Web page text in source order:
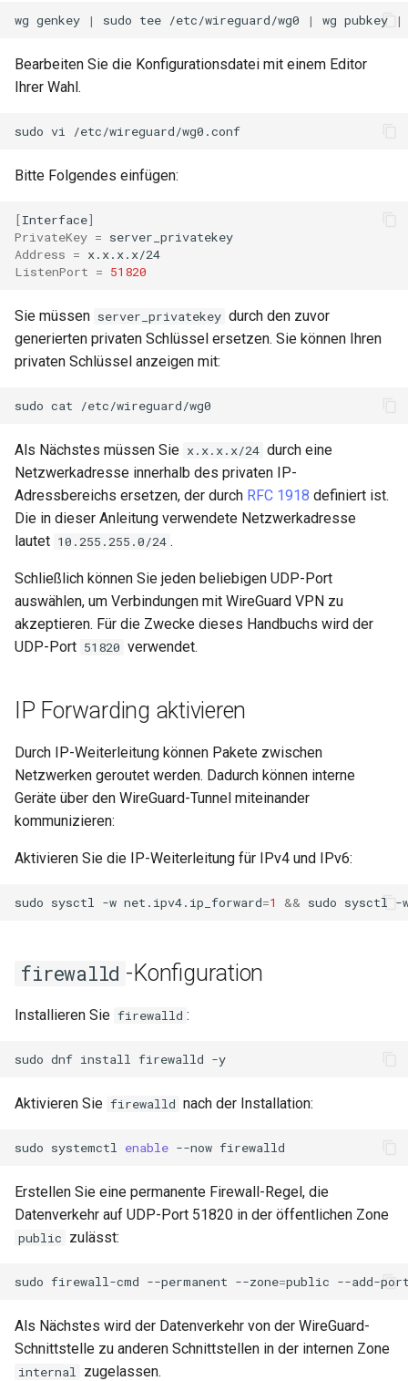
wg genkey | sudo tee /etc/wireguard/wg0 | wg pubkey |
Bearbeiten Sie die Konfigurationsdatei mit einem Editor
Ihrer Wahl.
sudo vi
Bitte Folgendes einfügen:
[Interface]
PrivateKey =
Address =
ListenPort = 51820
Sie müssen server_privatekey durch den zuvor
generierten privaten Schlüssel ersetzen. Sie können Ihren
privaten Schlüssel anzeigen mit:
sudo cat
Als Nächstes müssen Sie x.x.x.x/24 durch eine
Netzwerkadresse innerhalb des privaten IP-
Adressbereichs ersetzen, der durch RFC 1918 definiert ist.
Die in dieser Anleitung verwendete Netzwerkadresse
lautet 10.255.255.0/24 .
Schließlich können Sie jeden beliebigen UDP-Port
auswählen, um Verbindungen mit WireGuard VPN zu
akzeptieren. Für die Zwecke dieses Handbuchs wird der
UDP-Port 51820 verwendet.
IP Forwarding aktivieren
Durch IP-Weiterleitung können Pakete zwischen
Netzwerken geroutet werden. Dadurch können interne
Geräte über den WireGuard-Tunnel miteinander
kommunizieren:
Aktivieren Sie die IP-Weiterleitung für IPv4 und IPv6:
sudo sysctl -w net.ipv4.ip_forward=1 && sudo sysctl -
firewalld -Konfiguration
Installieren Sie firewalld :
sudo dnf install firewalld
Aktivieren Sie firewalld nach der Installation:
sudo systemctl enable --now
Erstellen Sie eine permanente Firewall-Regel, die
Datenverkehr auf UDP-Port 51820 in der öffentlichen Zone
public zulässt:
sudo firewall-cmd --permanent --zone=public --add-
Als Nächstes wird der Datenverkehr von der WireGuard-
Schnittstelle zu anderen Schnittstellen in der internen Zone
internal zugelassen.